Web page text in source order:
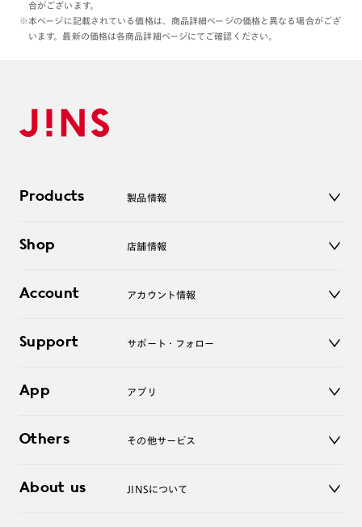
合がございます。
※本ページに記載されている価格は、商品詳細ページの価格と異なる場合がござ
います。最新の価格は各商品詳細ページにてご確認ください。
Products 製品情報
サングラス
コンタクトレンズ
アクセサリー
Shop 店舗情報
オンラインショップ
Account アカウント情報
ログアウト
Support サポート・フォロー
よくあるご質問
お問い合わせ
App アプリ
Others その他サービス
レンズ交換
About us JINSについて